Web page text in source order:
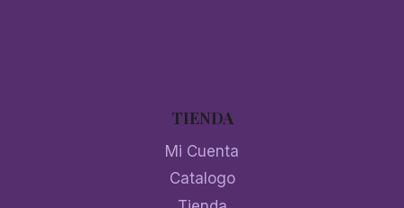
TIENDA
Mi Cuenta
Catalogo